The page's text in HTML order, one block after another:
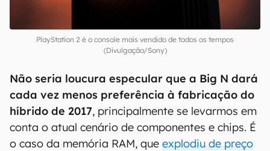
PlayStation 2 é o console mais vendido de todos os tempos
(Divulgação/Sony)
Não seria loucura especular que a Big N dará
cada vez menos preferência à fabricação do
híbrido de 2017, principalmente se levarmos em
conta o atual cenário de componentes e chips. É
o caso da memória RAM, que explodiu de preço